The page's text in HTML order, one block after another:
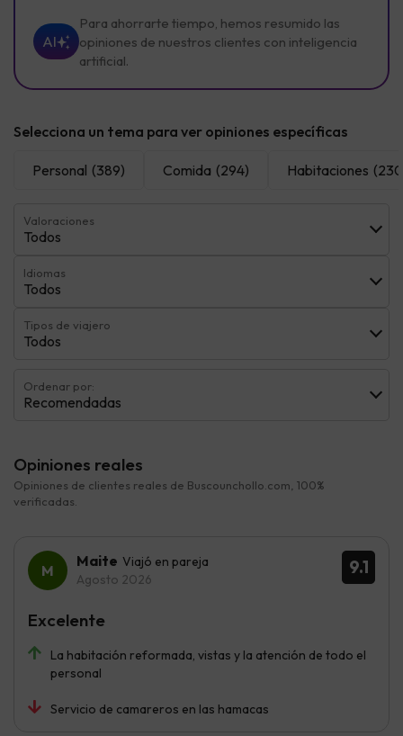
AI
Para ahorrarte tiempo, hemos resumido las
opiniones de nuestros clientes con inteligencia
artificial.
Selecciona un tema para ver opiniones específicas
Personal (389) Comida (294) Habitaciones
Valoraciones
Todos
Idiomas
Todos
Tipos de viajero
Todos
Ordenar por:
Recomendadas
Opiniones reales
Opiniones de clientes reales de Buscounchollo.com, 100%
verificadas.
9.1
Maite Viajó en pareja
Agosto 2026
La habitación reformada, vistas y la atención de todo el
personal
Servicio de camareros en las hamacas
Excelente